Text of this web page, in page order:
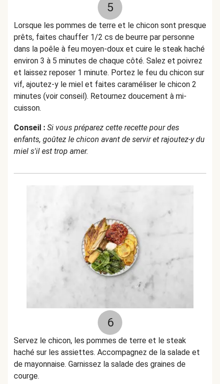
5
Lorsque les pommes de terre et le chicon sont presque
prêts, faites chauffer 1/2 cs de beurre par personne
dans la poêle à feu moyen-doux et cuire le steak haché
environ 3 à 5 minutes de chaque côté. Salez et poivrez
et laissez reposer 1 minute. Portez le feu du chicon sur
vif, ajoutez-y le miel et faites caraméliser le chicon 2
minutes (voir conseil). Retournez doucement à mi-
cuisson.
Conseil : Si vous préparez cette recette pour des
enfants, goûtez le chicon avant de servir et rajoutez-y du
miel s'il est trop amer.
6
Servez le chicon, les pommes de terre et le steak
haché sur les assiettes. Accompagnez de la salade et
de mayonnaise. Garnissez la salade des graines de
courge.